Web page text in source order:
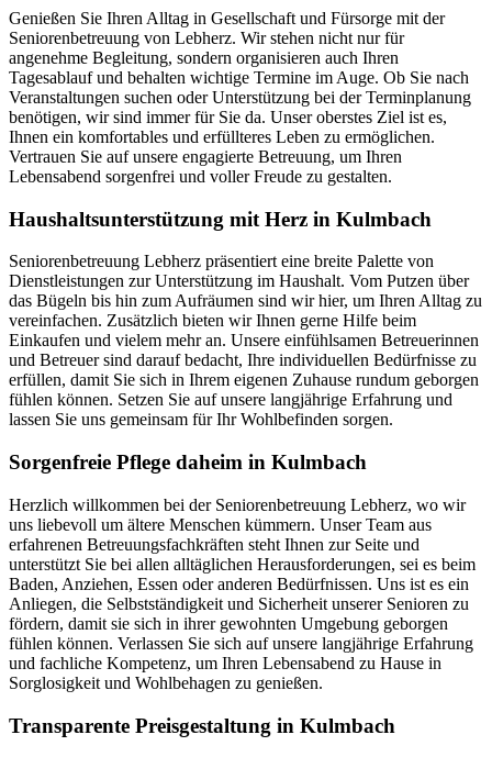
Genießen Sie Ihren Alltag in Gesellschaft und Fürsorge mit der
Seniorenbetreuung von Lebherz. Wir stehen nicht nur für
angenehme Begleitung, sondern organisieren auch Ihren
Tagesablauf und behalten wichtige Termine im Auge. Ob Sie nach
Veranstaltungen suchen oder Unterstützung bei der Terminplanung
benötigen, wir sind immer für Sie da. Unser oberstes Ziel ist es,
Ihnen ein komfortables und erfüllteres Leben zu ermöglichen.
Vertrauen Sie auf unsere engagierte Betreuung, um Ihren
Lebensabend sorgenfrei und voller Freude zu gestalten.
Haushalts­unterstützung mit Herz in Kulmbach
Seniorenbetreuung Lebherz präsentiert eine breite Palette von
Dienstleistungen zur Unterstützung im Haushalt. Vom Putzen über
das Bügeln bis hin zum Aufräumen sind wir hier, um Ihren Alltag zu
vereinfachen. Zusätzlich bieten wir Ihnen gerne Hilfe beim
Einkaufen und vielem mehr an. Unsere einfühlsamen Betreuerinnen
und Betreuer sind darauf bedacht, Ihre individuellen Bedürfnisse zu
erfüllen, damit Sie sich in Ihrem eigenen Zuhause rundum geborgen
fühlen können. Setzen Sie auf unsere langjährige Erfahrung und
lassen Sie uns gemeinsam für Ihr Wohlbefinden sorgen.
Sorgenfreie Pflege daheim in Kulmbach
Herzlich willkommen bei der Seniorenbetreuung Lebherz, wo wir
uns liebevoll um ältere Menschen kümmern. Unser Team aus
erfahrenen Betreuungsfachkräften steht Ihnen zur Seite und
unterstützt Sie bei allen alltäglichen Herausforderungen, sei es beim
Baden, Anziehen, Essen oder anderen Bedürfnissen. Uns ist es ein
Anliegen, die Selbstständigkeit und Sicherheit unserer Senioren zu
fördern, damit sie sich in ihrer gewohnten Umgebung geborgen
fühlen können. Verlassen Sie sich auf unsere langjährige Erfahrung
und fachliche Kompetenz, um Ihren Lebensabend zu Hause in
Sorglosigkeit und Wohlbehagen zu genießen.
Transparente Preisgestaltung in Kulmbach